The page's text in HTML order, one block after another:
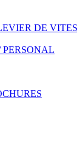
DE